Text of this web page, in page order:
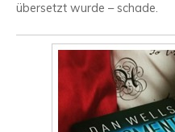
übersetzt wurde – schade.